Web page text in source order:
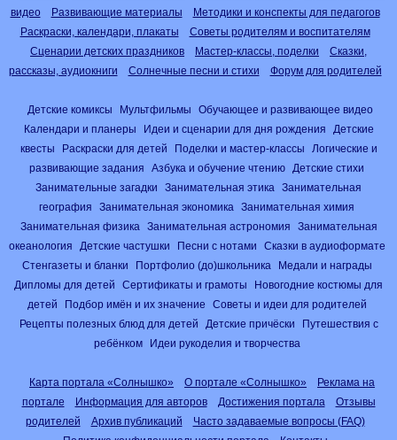
видео
Развивающие материалы
Методики и конспекты для педагогов
Раскраски, календари, плакаты
Советы родителям и воспитателям
Сценарии детских праздников
Мастер-классы, поделки
Сказки,
рассказы, аудиокниги
Солнечные песни и стихи Форум для родителей
Детские комиксы Мультфильмы
Обучающее и развивающее видео
Календари и планеры
Идеи и сценарии для дня рождения
Детские
квесты
Раскраски для детей Поделки и мастер-классы
Логические и
развивающие задания
Азбука и обучение чтению
Детские стихи
Занимательные загадки
Занимательная этика
Занимательная
география
Занимательная экономика
Занимательная химия
Занимательная физика
Занимательная астрономия
Занимательная
океанология
Детские частушки Песни с нотами
Сказки в аудиоформате
Стенгазеты и бланки
Портфолио (до)школьника
Медали и награды
Дипломы для детей
Сертификаты и грамоты
Новогодние костюмы для
детей
Подбор имён и их значение
Советы и идеи для родителей
Рецепты полезных блюд для детей
Детские причёски
Путешествия с
ребёнком
Идеи рукоделия и творчества
Карта портала «Солнышко» О портале «Солнышко»
Реклама на
портале
Информация для авторов Достижения портала
Отзывы
родителей
Архив публикаций
Часто задаваемые вопросы (FAQ)